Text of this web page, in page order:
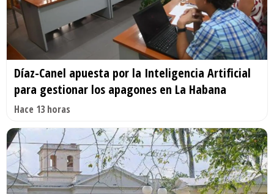
Díaz-Canel apuesta por la Inteligencia Artificial
para gestionar los apagones en La Habana
Hace 13 horas